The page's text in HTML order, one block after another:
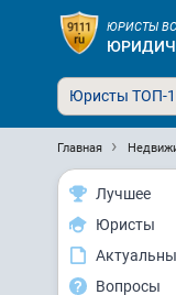
ЮРИСТЫ
Юристы ТОП-
Главная
Лучшее
Юристы
Вопросы